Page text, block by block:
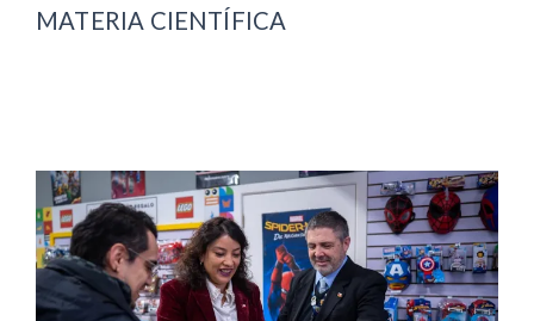
MATERIA CIENTÍFICA